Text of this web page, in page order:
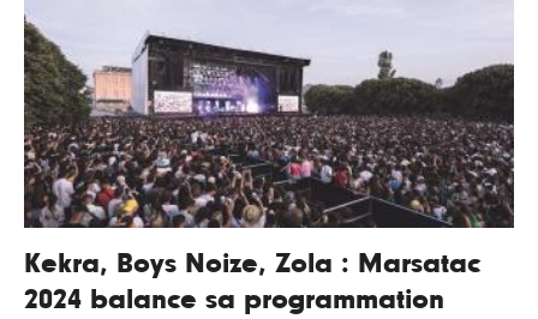
Kekra, Boys Noize, Zola : Marsatac
2024 balance sa programmation